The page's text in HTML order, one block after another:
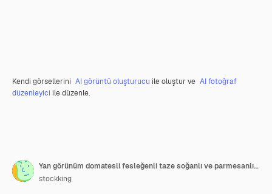
Kendi görsellerini AI görüntü oluşturucu ile oluştur ve AI fotoğraf
düzenleyici ile düzenle.
Yan görünüm domatesli fesleğenli taze soğanlı ve parmesanlı bruschetta bir tahtada
stockking